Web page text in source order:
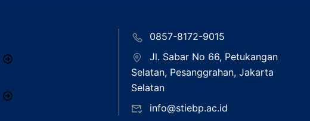
0857-8172-9015
Jl. Sabar No 66, Petukangan
Selatan, Pesanggrahan, Jakarta
Selatan
info@stiebp.ac.id